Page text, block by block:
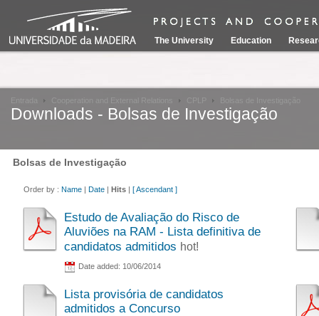
The University Education
Entrada Cooperation and External Relations CPLP Bolsas de Investigação
Downloads - Bolsas de Investigação
Bolsas de Investigação
Order by : Name | Date | Hits | [ Ascendant ]
Estudo de Avaliação do Risco de
Aluviões na RAM - Lista definitiva de
candidatos admitidos hot!
Date added: 10/06/2014
Lista provisória de candidatos
admitidos a Concurso